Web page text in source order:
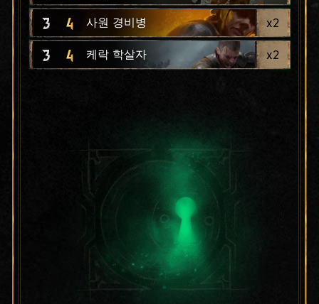
3 4 사원 경비병 x2
3 4 케락 학살자 x2